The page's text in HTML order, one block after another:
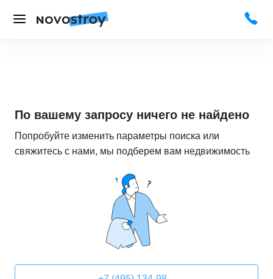
По вашему запросу ничего не найдено
Попробуйте изменить параметры поиска или
свяжитесь с нами, мы подберем вам недвижимость